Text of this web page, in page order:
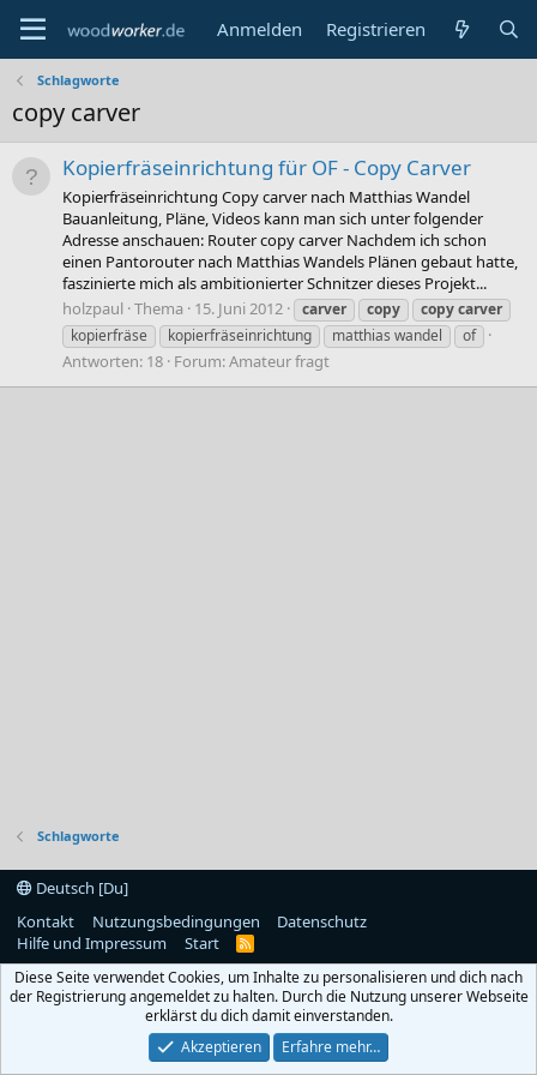
Anmelden Registrieren
Schlagworte
copy carver
Kopierfräseinrichtung für OF - Copy Carver
Kopierfräseinrichtung Copy carver nach Matthias Wandel
Bauanleitung, Pläne, Videos kann man sich unter folgender
Adresse anschauen: Router copy carver Nachdem ich schon
einen Pantorouter nach Matthias Wandels Plänen gebaut hatte,
faszinierte mich als ambitionierter Schnitzer dieses Projekt...
holzpaul Thema 15. Juni 2012 carver copy copycarver
kopierfräse
kopierfräseinrichtung matthias wandel of
Antworten: 18 Forum:Amateur fragt
Schlagworte
Deutsch [Du]
Kontakt
Nutzungsbedingungen
Datenschutz
Hilfe und Impressum
Start
R
S
Diese Seite verwendet Cookies, um Inhalte zu personalisieren und dich nach
der Registrierung angemeldet zu halten. Durch die Nutzung unserer Webseite
erklärst du dich damit einverstanden.
Akzeptieren
Erfahre mehr…